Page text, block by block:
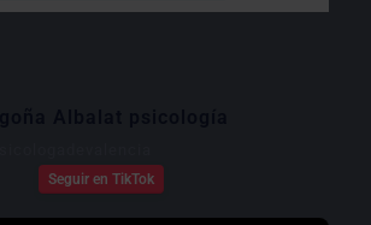
Seguir en TikTok